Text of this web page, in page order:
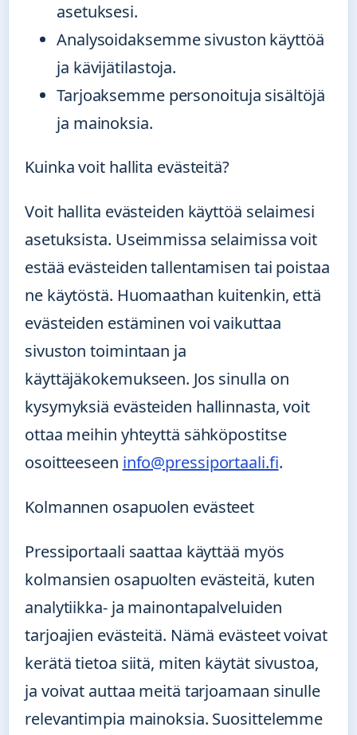
asetuksesi.
Analysoidaksemme sivuston käyttöä
ja kävijätilastoja.
Tarjoaksemme personoituja sisältöjä
ja mainoksia.
Kuinka voit hallita evästeitä?
Voit hallita evästeiden käyttöä selaimesi
asetuksista. Useimmissa selaimissa voit
estää evästeiden tallentamisen tai poistaa
ne käytöstä. Huomaathan kuitenkin, että
evästeiden estäminen voi vaikuttaa
sivuston toimintaan ja
käyttäjäkokemukseen. Jos sinulla on
kysymyksiä evästeiden hallinnasta, voit
ottaa meihin yhteyttä sähköpostitse
osoitteeseen info@pressiportaali.fi.
Kolmannen osapuolen evästeet
Pressiportaali saattaa käyttää myös
kolmansien osapuolten evästeitä, kuten
analytiikka- ja mainontapalveluiden
tarjoajien evästeitä. Nämä evästeet voivat
kerätä tietoa siitä, miten käytät sivustoa,
ja voivat auttaa meitä tarjoamaan sinulle
relevantimpia mainoksia. Suosittelemme